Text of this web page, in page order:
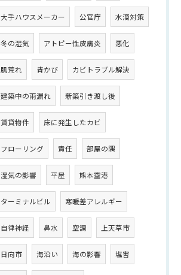
大手ハウスメーカー 公官庁 水滴対策
冬の湿気 アトピー性皮膚炎 悪化
肌荒れ 青かび カビトラブル解決
建築中の雨漏れ 新築引き渡し後
賃貸物件 床に発生したカビ
フローリング 責任 部屋の隅
湿気の影響 平屋 熊本空港
ターミナルビル 寒暖差アレルギー
自律神経 鼻水 空調 上天草市
日向市 海沿い 海の影響 塩害